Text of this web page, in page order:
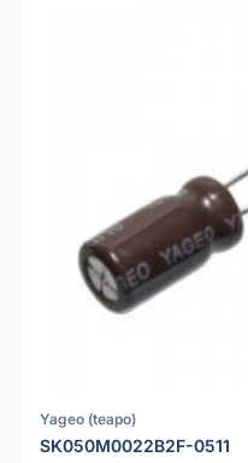
Yageo (teapo)
SK050M0022B2F-0511